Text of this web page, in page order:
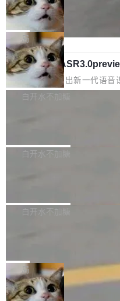
件之中，形成高度复杂的知识
代码检索手段（如关键词匹配
在语法层面完成文本定位，难
内涵与结构关联，导致开发者
理解大规模代码仓时面临显著"
颈。 代码仓深度理解服务（以
e深度理解服务"）是华为云码
数据。 王某2024年1月入职
短剧部门，有互联网大厂背景
调整期间，部门三次通知全员
移到B集群，王某都回复了"收
数据。2024年9月3日下午4点
的账号密码进入A集群，输入
称为"删库跑路"的命令——最
自研的多个文生3D和...
Cloudflare 分享推理优化实
che 量化 + 权重压缩，吞吐
1%，成本降 30%
Kimi 和 GLM 是当前最强的大
它们有一个共同的问题：太
的 Kimi K 系列和智谱的 GLM
oE 架构的大模型，好用到让
存永远不够用。 Cloudflare 的
一直在跑这些模型的推理。他
整性保护。效果是：吞吐量提
局
腾讯混元 Hy
腾讯混元正式推出新一代语音
3.0preview。基于最新一代大
让语音识别不再只是听清，而
w 不要求标准普通话，方言识
白开水不加糖
新和少量网页兼容性修复版本
容提供的字体时出现的几个问
质的最低采样率）的音频格式
SS 圆角虚线样式中可能存在
的图像元素不在同一个子树中
白开水不加糖
发布的 Release Notes，他利
最强的若干项。对于尚未正式
通过拉取过去一年内（从 PG
至今）的所有 commit，同样
白开水不加糖
维护工作一直与我的日常工作
和休闲娱乐竞争时间。" 这是
ebastian Pipping 写在博客里
局
Firefox 153.0.3 发布